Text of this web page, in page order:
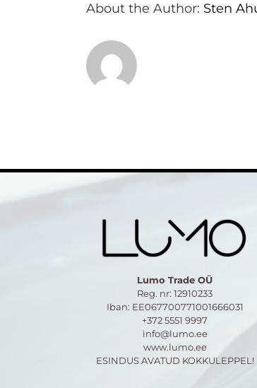
About the Author: Sten
Lumo Trade OÜ
Reg. nr: 12910233
Iban: EE067700771001666031
+372 5551 9997
info@lumo.ee
www.lumo.ee
ESINDUS AVATUD KOKKULEPPEL!